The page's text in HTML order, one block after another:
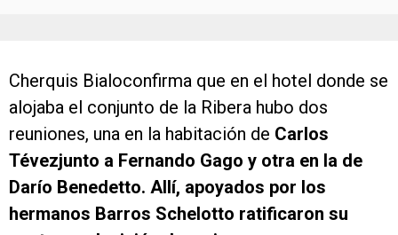
Cherquis Bialoconfirma que en el hotel donde se
alojaba el conjunto de la Ribera hubo dos
reuniones, una en la habitación de Carlos
Tévezjunto a Fernando Gago y otra en la de
Darío Benedetto. Allí, apoyados por los
hermanos Barros Schelotto ratificaron su